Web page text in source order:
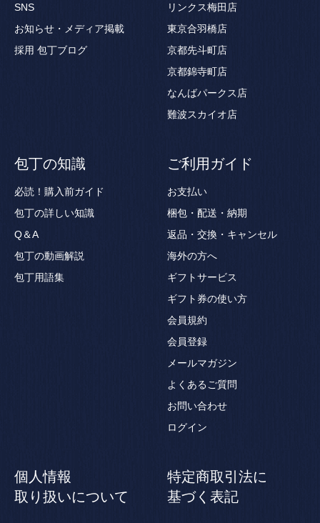
SNS
お知らせ・メディア掲載
採用 包丁ブログ
リンクス梅田店
東京合羽橋店
京都先斗町店
京都錦寺町店
なんばパークス店
難波スカイオ店
包丁の知識
必読！購入前ガイド
包丁の詳しい知識
Q＆A
包丁の動画解説
包丁用語集
ご利用ガイド
お支払い
梱包・配送・納期
返品・交換・キャンセル
海外の方へ
ギフトサービス
ギフト券の使い方
会員規約
会員登録
メールマガジン
よくあるご質問
お問い合わせ
ログイン
個人情報
取り扱いについて
特定商取引法に
基づく表記